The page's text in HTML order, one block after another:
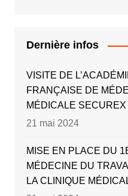
Dernière infos
VISITE DE
FRANÇAISE DE
MÉDICALE SECUREX
21 mai 2024
MISE EN PLACE DU
MÉDECINE DU
LA CLINIQUE